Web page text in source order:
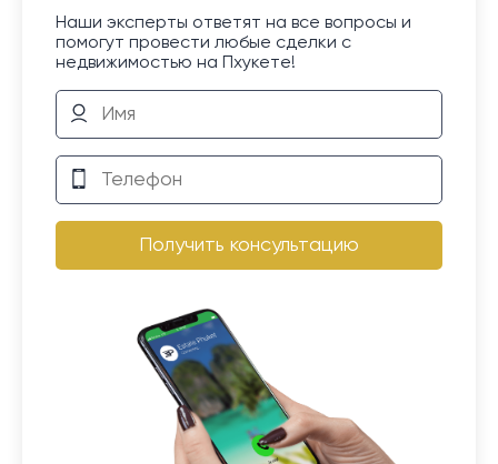
Наши эксперты ответят на все вопросы и
помогут провести любые сделки с
недвижимостью на Пхукете!
Получить консультацию